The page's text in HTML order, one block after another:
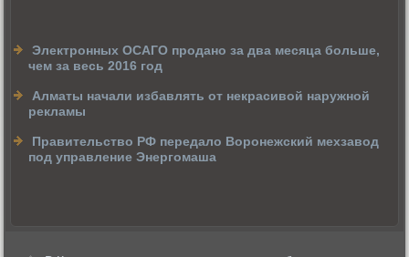
Электронных ОСАГО продано за два месяца больше,
чем за весь 2016 год
Алматы начали избавлять от некрасивой наружной
рекламы
Правительство РФ передало Воронежский мехзавод
под управление Энергомаша